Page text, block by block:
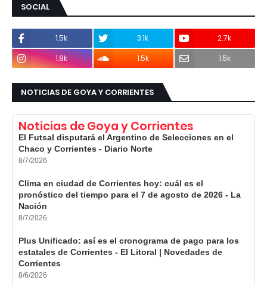
SOCIAL
1.5k 3.1k
2.7k
1.8k
1.5k 1.5k
NOTICIAS DE GOYA Y CORRIENTES
Noticias de Goya y Corrientes
El Futsal disputará el Argentino de Selecciones en el
Chaco y Corrientes - Diario Norte
8/7/2026
Clima en ciudad de Corrientes hoy: cuál es el
pronóstico del tiempo para el 7 de agosto de 2026 - La
Nación
8/7/2026
Plus Unificado: así es el cronograma de pago para los
estatales de Corrientes - El Litoral | Novedades de
Corrientes
8/6/2026